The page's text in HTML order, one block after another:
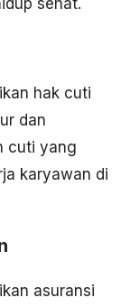
sehat.
hak cuti
dan
cuti yang
karyawan di
asuransi